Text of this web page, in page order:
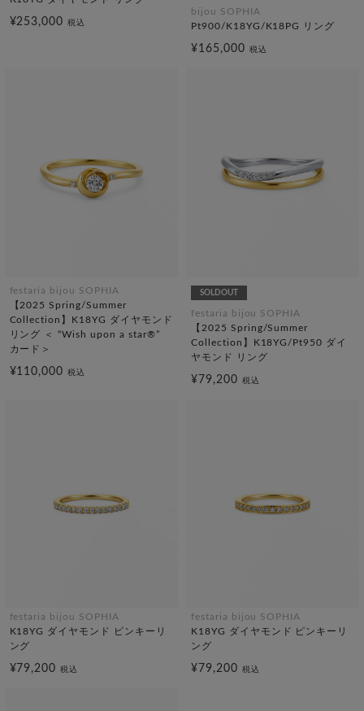
¥253,000税込
bijou SOPHIA
Pt900/K18YG/K18PG リング
¥165,000 税込
festaria bijou SOPHIA
【2025 Spring/Summer
Collection】K18YG ダイヤモンド
リング ＜ “Wish upon a star®”
カード＞
¥110,000税込
SOLDOUT
festaria bijou SOPHIA
【2025 Spring/Summer
Collection】K18YG/Pt950 ダイ
ヤモンド リング
¥79,200 税込
festaria bijou SOPHIA
K18YG ダイヤモンド ピンキーリ
ング
¥79,200税込
festaria bijou SOPHIA
K18YG ダイヤモンド ピンキーリ
ング
¥79,200 税込